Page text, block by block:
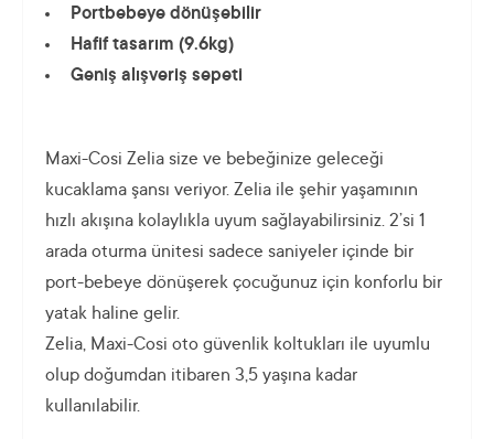
Portbebeye dönüşebilir
Hafif tasarım (9.6kg)
Geniş alışveriş sepeti
Maxi-Cosi Zelia size ve bebeğinize geleceği
kucaklama şansı veriyor. Zelia ile şehir yaşamının
hızlı akışına kolaylıkla uyum sağlayabilirsiniz. 2’si 1
arada oturma ünitesi sadece saniyeler içinde bir
port-bebeye dönüşerek çocuğunuz için konforlu bir
yatak haline gelir.
Zelia, Maxi-Cosi oto güvenlik koltukları ile uyumlu
olup doğumdan itibaren 3,5 yaşına kadar
kullanılabilir.